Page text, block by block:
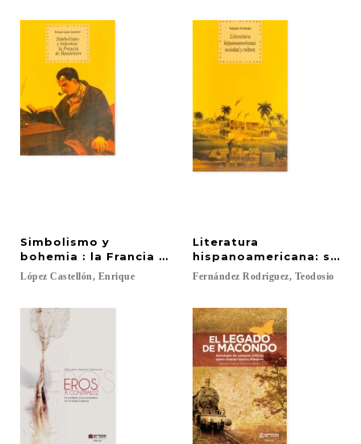
Simbolismo y
bohemia : la Francia de Baudelaire
López Castellón, Enrique
Literatura
hispanoamericana:
Fernández Rodríguez, Teodosio